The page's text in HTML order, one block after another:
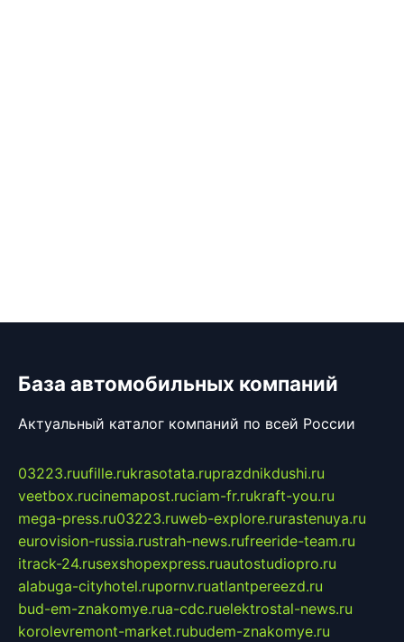
База автомобильных компаний
Актуальный каталог компаний по всей России
03223.ruufille.rukrasotata.ruprazdnikdushi.ru
veetbox.rucinemapost.ruciam-fr.rukraft-you.ru
mega-press.ru03223.ruweb-explore.rurastenuya.ru
eurovision-russia.rustrah-news.rufreeride-team.ru
itrack-24.rusexshopexpress.ruautostudiopro.ru
alabuga-cityhotel.rupornv.ruatlantpereezd.ru
bud-em-znakomye.rua-cdc.ruelektrostal-news.ru
korolevremont-market.rubudem-znakomye.ru